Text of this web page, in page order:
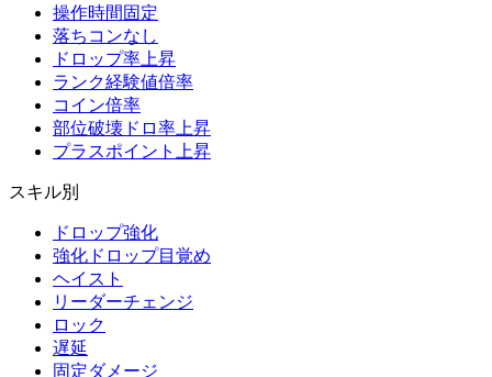
操作時間固定
落ちコンなし
ドロップ率上昇
ランク経験値倍率
コイン倍率
部位破壊ドロ率上昇
プラスポイント上昇
スキル別
ドロップ強化
強化ドロップ目覚め
ヘイスト
リーダーチェンジ
ロック
遅延
固定ダメージ